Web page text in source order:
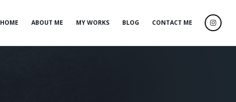
HOME ABOUT ME MY WORKS BLOG CONTACT ME